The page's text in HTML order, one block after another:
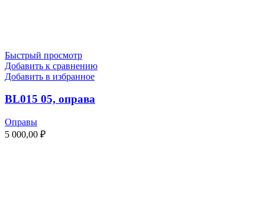
Быстрый просмотр
Добавить к сравнению
Добавить в избранное
BL015 05, оправа
Оправы
5 000,00 ₽